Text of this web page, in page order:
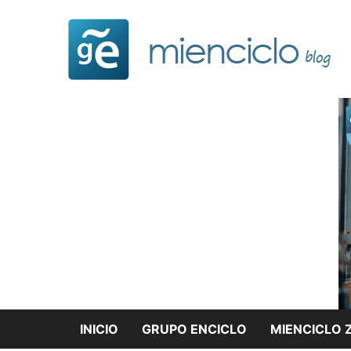
INICIO GRUPO ENCICLO MIENCICLO